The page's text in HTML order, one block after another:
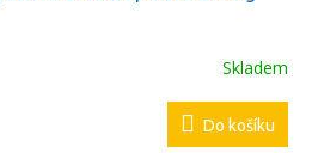
Skladem
Do košíku